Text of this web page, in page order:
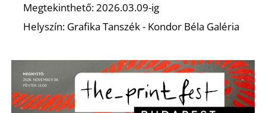
Megtekinthető: 2026.03.09-ig
Helyszín: Grafika Tanszék - Kondor Béla Galéria